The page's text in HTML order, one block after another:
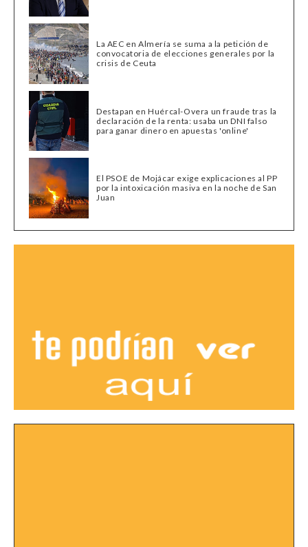
La AEC en Almería se suma a la petición de
convocatoria de elecciones generales por la
crisis de Ceuta
Destapan en Huércal-Overa un fraude tras la
declaración de la renta: usaba un DNI falso
para ganar dinero en apuestas 'online'
El PSOE de Mojácar exige explicaciones al PP
por la intoxicación masiva en la noche de San
Juan